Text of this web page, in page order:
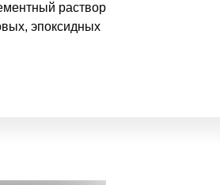
раствор
эпоксидных